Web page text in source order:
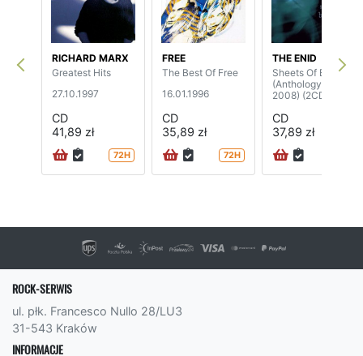
RICHARD MARX
Greatest Hits
27.10.1997
CD
41,89 zł
72H
FREE
The Best Of Free
16.01.1996
CD
35,89 zł
72H
THE ENID
Sheets Of Blue
(Anthology 1977-
2008) (2CD)
CD
37,89 zł
ROCK-SERWIS
ul. płk. Francesco Nullo 28/LU3
31-543 Kraków
INFORMACJE